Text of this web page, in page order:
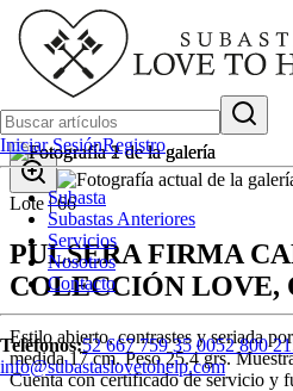
Iniciar SesiónRegistro
Subasta
Subastas Anteriores
Servicios
Nosotros
Contacto
Teléfonos:52 667 759 35 0052 800
info@subastaslovetohelp.com
Lote |66
PULSERA FIRMA
COLECCIÓN LOVE,
Estilo abierto, contrastes y seriada
medida 17 cm. Peso 25.4 grs.
Cuenta con certificado de servicio y